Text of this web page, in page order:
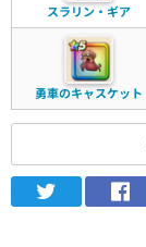
スラリン・ギア
勇車のキャスケット